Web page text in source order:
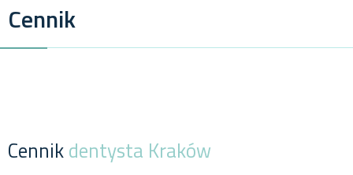
Cennik
Cennikdentysta Kraków